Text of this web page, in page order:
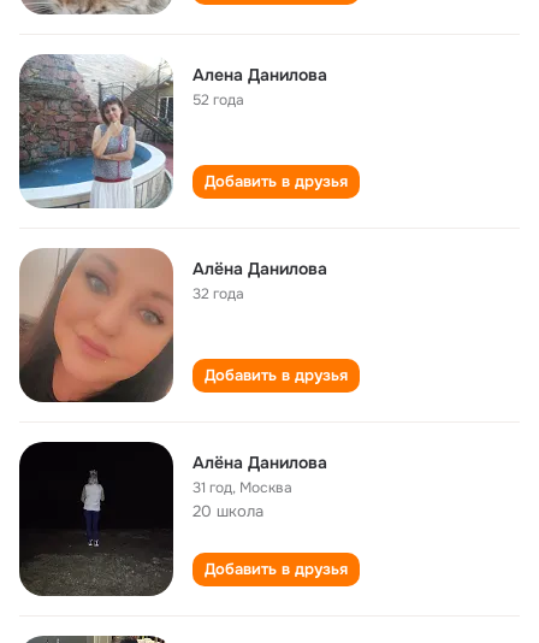
Алена Данилова
52 года
Добавить в друзья
Алёна Данилова
32 года
Добавить в друзья
Алёна Данилова
31 год, Москва
20 школа
Добавить в друзья